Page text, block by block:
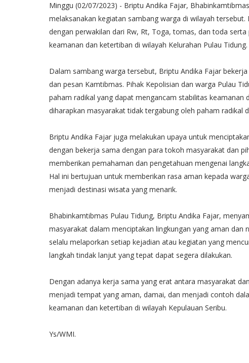
Minggu (02/07/2023) - Briptu Andika Fajar,
melaksanakan kegiatan sambang warga di wilayah
dengan perwakilan dari Rw, Rt, Toga, tomas, dan toda
keamanan dan ketertiban di wilayah Kelurahan Pulau Tidung.
Dalam sambang warga tersebut, Briptu Andika Fajar
dan pesan Kamtibmas. Pihak Kepolisian dan warga Pulau
paham radikal yang dapat mengancam stabilitas keamanan
diharapkan masyarakat tidak tergabung oleh paham radikal
Briptu Andika Fajar juga melakukan upaya untuk
dengan bekerja sama dengan para tokoh masyarakat dan
memberikan pemahaman dan pengetahuan mengenai
Hal ini bertujuan untuk memberikan rasa aman kepada
menjadi destinasi wisata yang menarik.
Bhabinkamtibmas Pulau Tidung, Briptu Andika Fajar,
masyarakat dalam menciptakan lingkungan yang aman
selalu melaporkan setiap kejadian atau kegiatan yang
langkah tindak lanjut yang tepat dapat segera dilakukan.
Dengan adanya kerja sama yang erat antara masyarakat
menjadi tempat yang aman, damai, dan menjadi contoh
keamanan dan ketertiban di wilayah Kepulauan Seribu.
Ys/WMI.